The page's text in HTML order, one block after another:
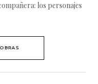
los personajes